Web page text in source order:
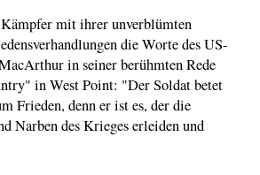
mit ihrer unverblümten
die Worte des US-
in seiner berühmten Rede
in West Point: "Der Soldat betet
Frieden, denn er ist es, der die
Narben des Krieges erleiden und